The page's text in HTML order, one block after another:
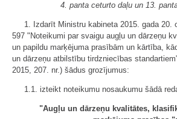
4. panta ceturto daļu un 13.
1. Izdarīt Ministru kabineta 2015. gada 20.
597 "Noteikumi par svaigu augļu un dārzeņu
un papildu marķējuma prasībām un kārtība,
un dārzeņu atbilstību tirdzniecības
2015, 207. nr.) šādus grozījumus:
1.1. izteikt noteikumu nosaukumu šādā
"Augļu un dārzeņu kvalitātes,